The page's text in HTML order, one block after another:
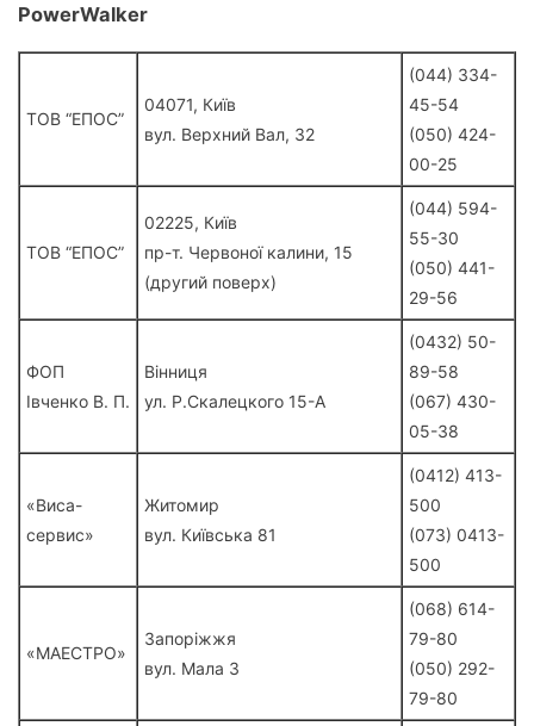
PowerWalker
ТОВ “ЕПОС”
04071, Київ
вул. Верхний Вал, 32
(044) 334-
45-54
(050) 424-
00-25
ТОВ “ЕПОС”
02225, Київ
пр-т. Червоної калини, 15
(другий поверх)
(044) 594-
55-30
(050) 441-
29-56
ФОП
Івченко В. П.
Вінниця
ул. Р.Скалецкого 15-А
(0432) 50-
89-58
(067) 430-
05-38
«Виса-
сервис»
Житомир
вул. Київська 81
(0412) 413-
500
(073) 0413-
500
«МАЕСТРО»
Запоріжжя
вул. Мала 3
(068) 614-
79-80
(050) 292-
79-80